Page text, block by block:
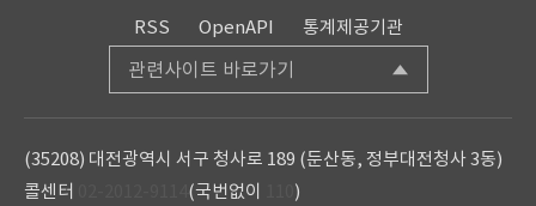
RSS
OpenAPI 통계제공기관
관련사이트 바로가기
(35208) 대전광역시 서구 청사로 189 (둔산동, 정부대전청사 3동)
콜센터
(국번없이 )